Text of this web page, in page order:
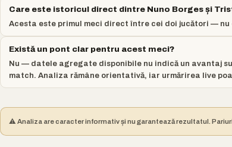
Care este istoricul direct dintre Nuno Borges și
Acesta este primul meci direct între cei doi jucători —
Există un pont clar pentru acest meci?
Nu — datele agregate disponibile nu indică un avantaj
match. Analiza rămâne orientativă, iar urmărirea live
⚠️ Analiza are caracter informativ și nu garantează rezultatul.